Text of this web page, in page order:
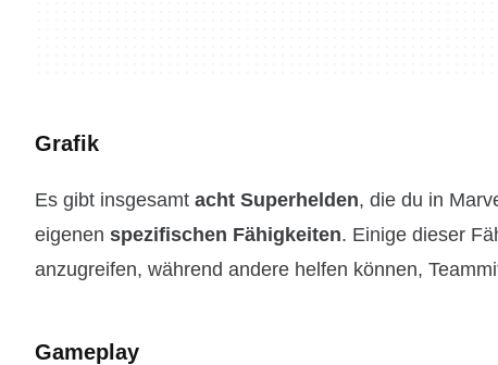
Grafik
Es gibt insgesamt acht Superhelden, die du in
eigenen spezifischen Fähigkeiten. Einige dieser
anzugreifen, während andere helfen können,
Gameplay